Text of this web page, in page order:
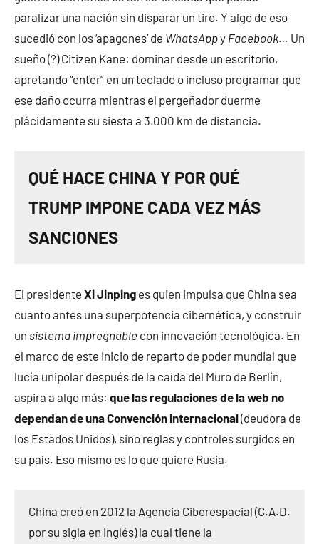
paralizar una nación sin disparar un tiro. Y algo de eso
sucedió con los ‘apagones’ de WhatsAppy Facebook… Un
sueño (?) Citizen Kane: dominar desde un escritorio,
apretando “enter” en un teclado o incluso programar que
ese daño ocurra mientras el pergeñador duerme
plácidamente su siesta a 3.000 km de distancia.
QUÉ HACE CHINA Y POR QUÉ
TRUMP IMPONE CADA VEZ MÁS
SANCIONES
El presidente Xi Jinping es quien impulsa que China sea
cuanto antes una superpotencia cibernética, y construir
un sistema impregnable con innovación tecnológica. En
el marco de este inicio de reparto de poder mundial que
lucía unipolar después de la caída del Muro de Berlín,
aspira a algo más: que las regulaciones de la web no
dependan de una Convención internacional(deudora de
los Estados Unidos), sino reglas y controles surgidos en
su país. Eso mismo es lo que quiere Rusia.
China creó en 2012 la Agencia Ciberespacial (C.A.D.
por su sigla en inglés) la cual tiene la